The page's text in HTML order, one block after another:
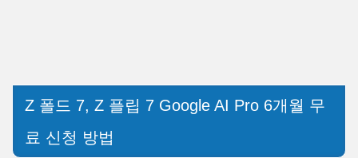
Z 폴드 7, Z 플립 7 Google AI Pro 6개월 무
료 신청 방법